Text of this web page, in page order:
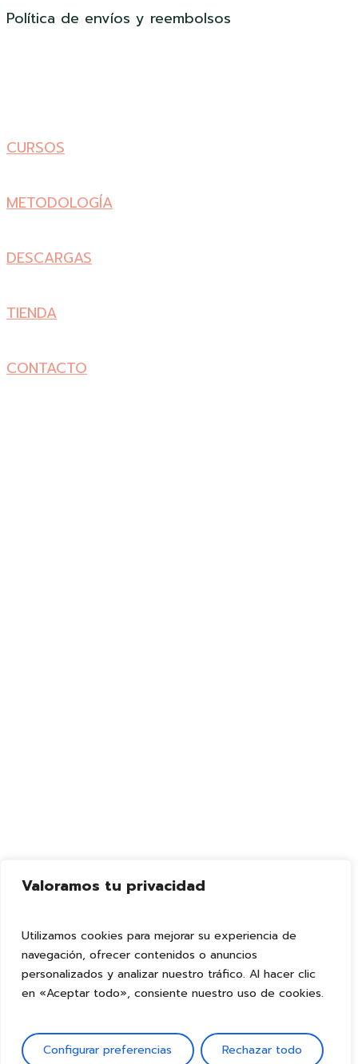
Valoramos tu privacidad
Utilizamos cookies para mejorar su experiencia de
navegación, ofrecer contenidos o anuncios
personalizados y analizar nuestro tráfico. Al hacer clic
en «Aceptar todo», consiente nuestro uso de cookies.
Configurar preferencias Rechazar todo
Política de envíos y reembolsos
CURSOS
METODOLOGÍA
DESCARGAS
TIENDA
CONTACTO